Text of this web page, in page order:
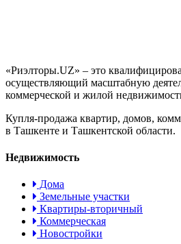
«Риэлторы.UZ» – это
осуществляющий масштабную
коммерческой и жилой
Купля-продажа квартир, домов,
в Ташкенте и Ташкентской области.
Недвижимость
Дома
Земельные участки
Квартиры-вторичный
Коммерческая
Новостройки